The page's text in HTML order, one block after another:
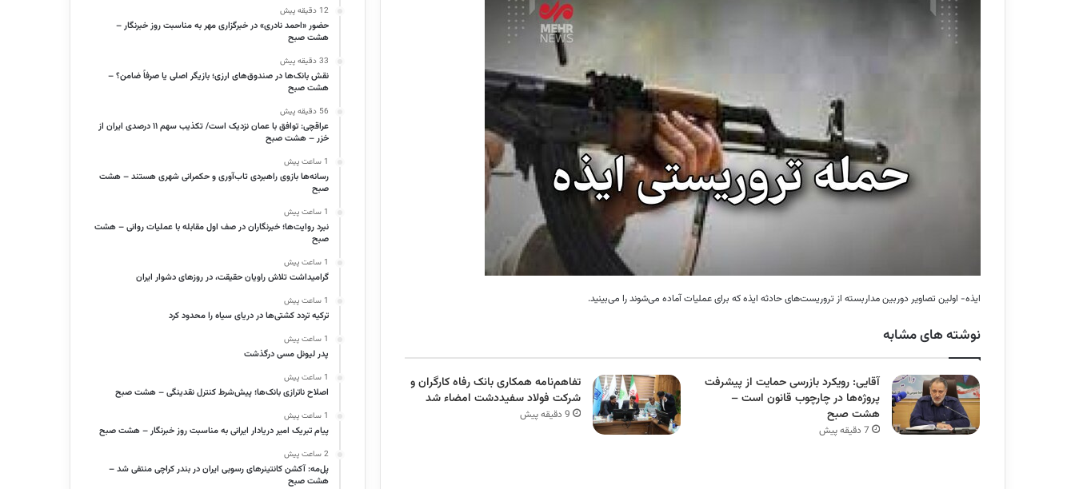
ایذه- اولین تصاویر دوربین مداربسته از تروریست‌های حادثه ایذه که برای عملیات آماده می‌شوند را می‌بینید.
نوشته های مشابه
آقایی: رویکرد بازرسی حمایت از پیشرفت
پروژه‌ها در چارچوب قانون است –
هشت صبح
7 دقیقه پیش
تفاهم‌نامه همکاری بانک رفاه کارگران و
شرکت فولاد سفیددشت امضاء شد
9 دقیقه پیش
12 دقیقه پیش
حضور «احمد نادری» در خبرگزاری مهر به مناسبت روز خبرنگار –
هشت صبح
33 دقیقه پیش
نقش بانک‌ها در صندوق‌های ارزی؛ بازیگر اصلی یا صرفاً ضامن؟ –
هشت صبح
56 دقیقه پیش
عراقچی: توافق با عمان نزدیک است/ تکذیب سهم ۱۱ درصدی ایران از
خزر – هشت صبح
1 ساعت پیش
رسانه‌ها بازوی راهبردی تاب‌آوری و حکمرانی شهری هستند – هشت
صبح
1 ساعت پیش
نبرد روایت‌ها؛ خبرنگاران در صف اول مقابله با عملیات روانی – هشت
صبح
1 ساعت پیش
گرامیداشت تلاش راویان حقیقت، در روزهای دشوار ایران
1 ساعت پیش
ترکیه تردد کشتی‌ها در دریای سیاه را محدود کرد
1 ساعت پیش
پدر لیونل مسی درگذشت
1 ساعت پیش
اصلاح ناترازی بانک‌ها؛ پیش‌شرط کنترل نقدینگی – هشت صبح
1 ساعت پیش
پیام تبریک امیر دریادار ایرانی به مناسبت روز خبرنگار – هشت صبح
2 ساعت پیش
پل‌مه: آکشن کانتینرهای رسوبی ایران در بندر کراچی منتفی شد –
هشت صبح